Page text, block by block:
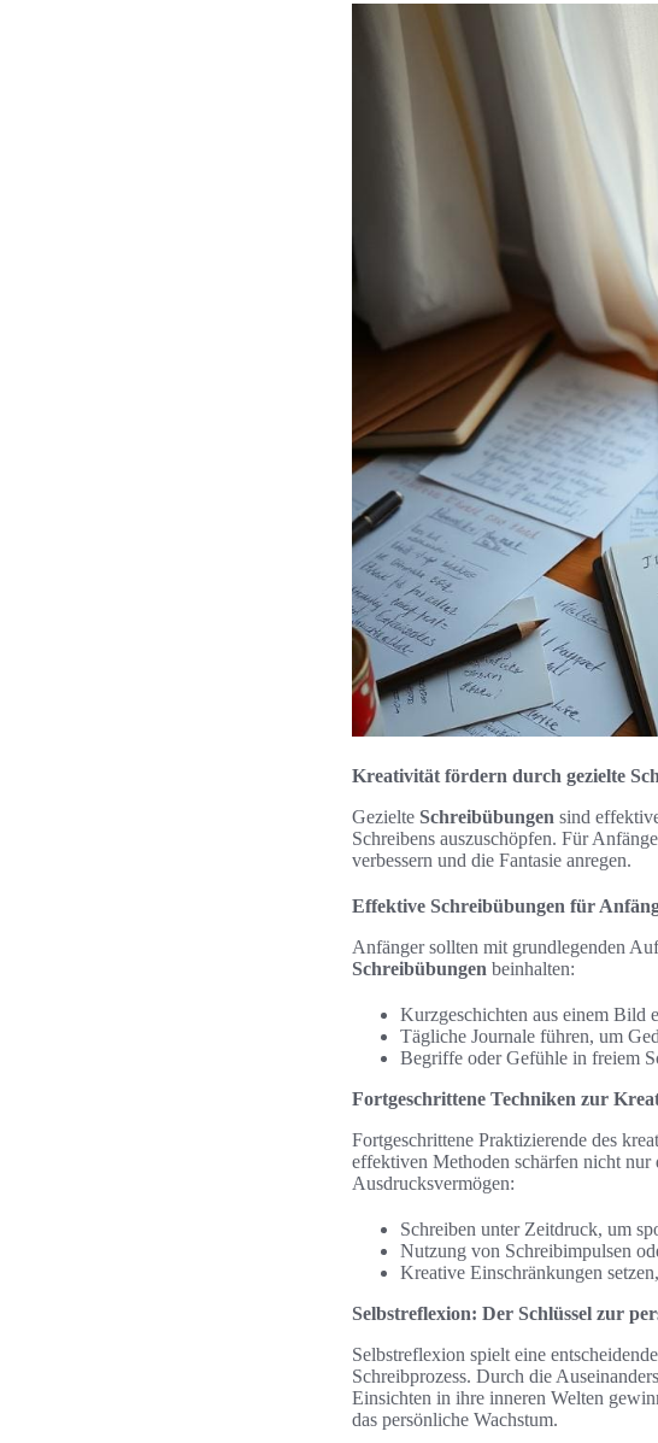
Kreativität fördern durch gezielte
Gezielte Schreibübungen sind
Schreibens auszuschöpfen. Für
verbessern und die Fantasie anregen.
Effektive Schreibübungen für
Anfänger sollten mit grundlegenden
Schreibübungen beinhalten:
Kurzgeschichten aus einem Bild
Tägliche Journale führen, um
Begriffe oder Gefühle in freiem
Fortgeschrittene Techniken zur
Fortgeschrittene Praktizierende des
effektiven Methoden schärfen nicht nur
Ausdrucksvermögen:
Schreiben unter Zeitdruck, um
Nutzung von Schreibimpulsen
Kreative Einschränkungen
Selbstreflexion: Der Schlüssel zur
Selbstreflexion spielt eine
Schreibprozess. Durch die
Einsichten in ihre inneren Welten
das persönliche Wachstum.